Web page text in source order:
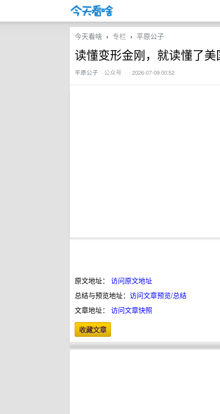
今天看啥 › 专栏 › 平原公子
读懂变形金刚，就读懂了美
平原公子 · 公众号 · · 2026-07-09 00:52
原文地址： 访问原文地址
总结与预览地址： 访问文章预览/总结
文章地址： 访问文章快照